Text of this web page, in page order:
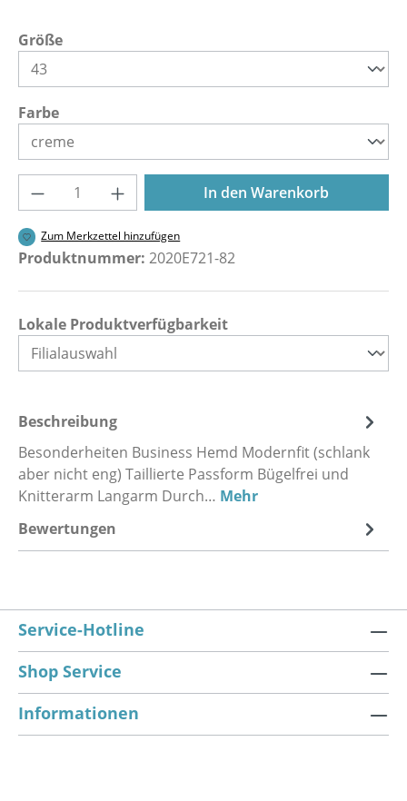
Größeauswählen
Farbeauswählen
Produkt Anzahl: Gib den gewünschten
In den Warenkorb
Zum Merkzettel hinzufügen
Produktnummer: 2020E721-82
Lokale Produktverfügbarkeit
Beschreibung
Besonderheiten Business Hemd Modernfit (schlank
aber nicht eng) Taillierte Passform Bügelfrei und
Knitterarm Langarm Durch… Mehr
Bewertungen
Service-Hotline
Shop Service
Informationen